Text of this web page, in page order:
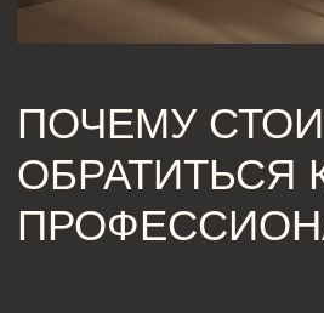
обеспечивает качественный и современный